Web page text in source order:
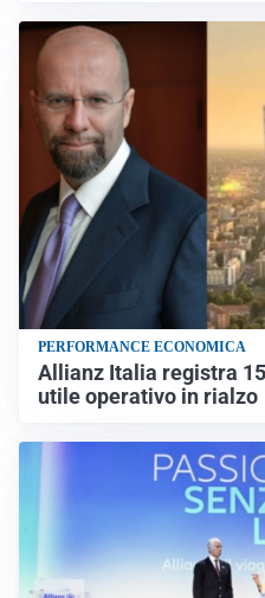
PERFORMANCE ECONOMICA
Allianz Italia registra
utile operativo in rialzo